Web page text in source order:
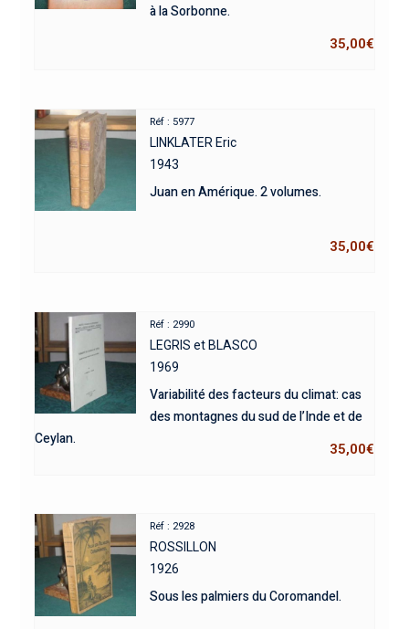
à la Sorbonne.
35,00€
Réf : 5977
LINKLATER Eric
1943
Juan en Amérique. 2 volumes.
35,00€
Réf : 2990
LEGRIS et BLASCO
1969
Variabilité des facteurs du climat: cas
des montagnes du sud de l’Inde et de
Ceylan.
35,00€
Réf : 2928
ROSSILLON
1926
Sous les palmiers du Coromandel.